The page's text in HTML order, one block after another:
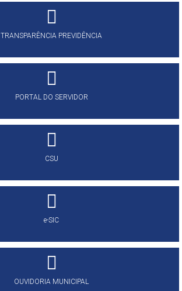
TRANSPARÊNCIA PREVIDÊNCIA
PORTAL DO SERVIDOR
CSU
e-SIC
OUVIDORIA MUNICIPAL